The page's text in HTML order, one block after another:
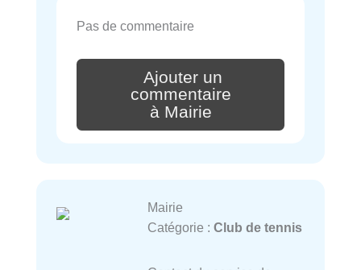
Pas de commentaire
Ajouter un
commentaire
à Mairie
Mairie
Catégorie : Club de tennis